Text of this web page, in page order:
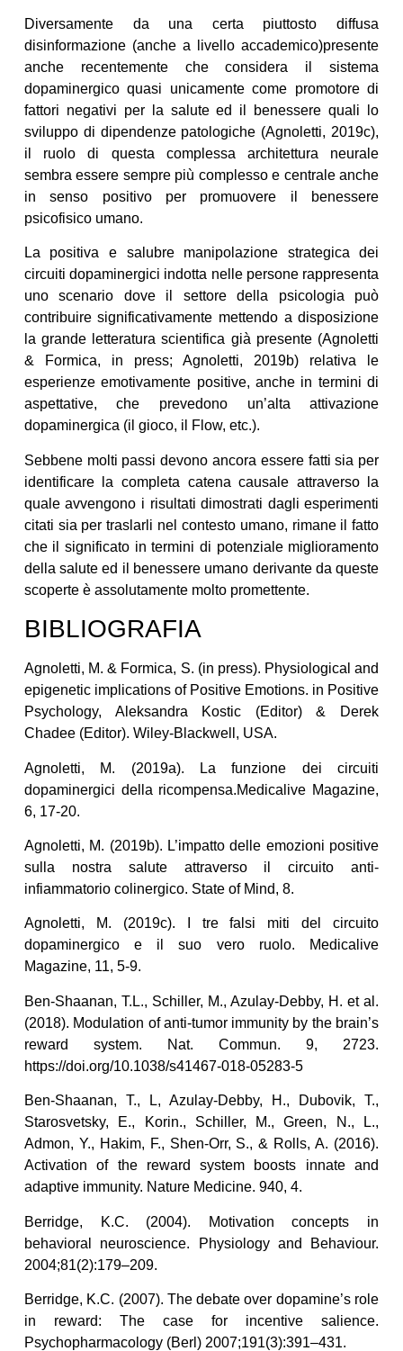
Diversamente da una certa piuttosto diffusa
disinformazione (anche a livello accademico)presente
anche recentemente che considera il sistema
dopaminergico quasi unicamente come promotore di
fattori negativi per la salute ed il benessere quali lo
sviluppo di dipendenze patologiche (Agnoletti, 2019c),
il ruolo di questa complessa architettura neurale
sembra essere sempre più complesso e centrale anche
in senso positivo per promuovere il benessere
psicofisico umano.
La positiva e salubre manipolazione strategica dei
circuiti dopaminergici indotta nelle persone rappresenta
uno scenario dove il settore della psicologia può
contribuire significativamente mettendo a disposizione
la grande letteratura scientifica già presente (Agnoletti
& Formica, in press; Agnoletti, 2019b) relativa le
esperienze emotivamente positive, anche in termini di
aspettative, che prevedono un’alta attivazione
dopaminergica (il gioco, il Flow, etc.).
Sebbene molti passi devono ancora essere fatti sia per
identificare la completa catena causale attraverso la
quale avvengono i risultati dimostrati dagli esperimenti
citati sia per traslarli nel contesto umano, rimane il fatto
che il significato in termini di potenziale miglioramento
della salute ed il benessere umano derivante da queste
scoperte è assolutamente molto promettente.
BIBLIOGRAFIA
Agnoletti, M. & Formica, S. (in press). Physiological and
epigenetic implications of Positive Emotions. in Positive
Psychology, Aleksandra Kostic (Editor) & Derek
Chadee (Editor). Wiley-Blackwell, USA.
Agnoletti, M. (2019a). La funzione dei circuiti
dopaminergici della ricompensa.Medicalive Magazine,
6, 17-20.
Agnoletti, M. (2019b). L’impatto delle emozioni positive
sulla nostra salute attraverso il circuito anti-
infiammatorio colinergico. State of Mind, 8.
Agnoletti, M. (2019c). I tre falsi miti del circuito
dopaminergico e il suo vero ruolo. Medicalive
Magazine, 11, 5-9.
Ben-Shaanan, T.L., Schiller, M., Azulay-Debby, H. et al.
(2018). Modulation of anti-tumor immunity by the brain’s
reward system. Nat. Commun. 9, 2723.
https://doi.org/10.1038/s41467-018-05283-5
Ben-Shaanan, T., L, Azulay-Debby, H., Dubovik, T.,
Starosvetsky, E., Korin., Schiller, M., Green, N., L.,
Admon, Y., Hakim, F., Shen-Orr, S., & Rolls, A. (2016).
Activation of the reward system boosts innate and
adaptive immunity. Nature Medicine. 940, 4.
Berridge, K.C. (2004). Motivation concepts in
behavioral neuroscience. Physiology and Behaviour.
2004;81(2):179–209.
Berridge, K.C. (2007). The debate over dopamine’s role
in reward: The case for incentive salience.
Psychopharmacology (Berl) 2007;191(3):391–431.